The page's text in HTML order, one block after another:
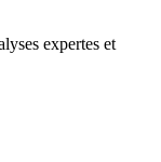
expertes et